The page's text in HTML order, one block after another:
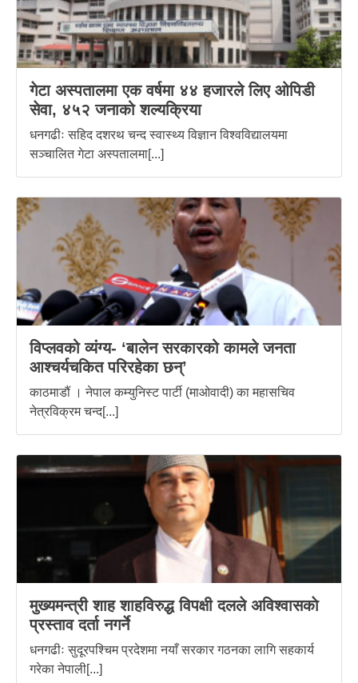
गेटा अस्पतालमा एक वर्षमा ४४ हजारले लिए ओपिडी
सेवा, ४५२ जनाको शल्यक्रिया
धनगढीः सहिद दशरथ चन्द स्वास्थ्य विज्ञान विश्वविद्यालयमा
सञ्चालित गेटा अस्पतालमा[...]
विप्लवको व्यंग्य- ‘बालेन सरकारको कामले जनता
आश्चर्यचकित परिरहेका छन्’
काठमाडौं । नेपाल कम्युनिस्ट पार्टी (माओवादी) का महासचिव
नेत्रविक्रम चन्द[...]
मुख्यमन्त्री शाह शाहविरुद्ध विपक्षी दलले अविश्वासकाे
प्रस्ताव दर्ता नगर्ने
धनगढीः सुदूरपश्चिम प्रदेशमा नयाँ सरकार गठनका लागि सहकार्य
गरेका नेपाली[...]